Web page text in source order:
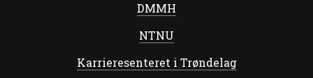
DMMH
NTNU
Karrieresenteret i Trøndelag